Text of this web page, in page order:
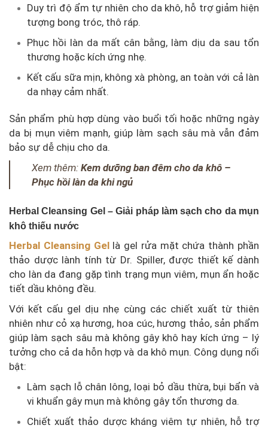
Duy trì độ ẩm tự nhiên cho da khô, hỗ trợ giảm hiện
tượng bong tróc, thô ráp.
Phục hồi làn da mất cân bằng, làm dịu da sau tổn
thương hoặc kích ứng nhẹ.
Kết cấu sữa mịn, không xà phòng, an toàn với cả làn
da nhạy cảm nhất.
Sản phẩm phù hợp dùng vào buổi tối hoặc những ngày
da bị mụn viêm mạnh, giúp làm sạch sâu mà vẫn đảm
bảo sự dễ chịu cho da.
Xem thêm: Kem dưỡng ban đêm cho da khô –
Phục hồi làn da khi ngủ
Herbal Cleansing Gel – Giải pháp làm sạch cho da mụn
khô thiếu nước
Herbal Cleansing Gel là gel rửa mặt chứa thành phần
thảo dược lành tính từ Dr. Spiller, được thiết kế dành
cho làn da đang gặp tình trạng mụn viêm, mụn ẩn hoặc
tiết dầu không đều.
Với kết cấu gel dịu nhẹ cùng các chiết xuất từ thiên
nhiên như cỏ xạ hương, hoa cúc, hương thảo, sản phẩm
giúp làm sạch sâu mà không gây khô hay kích ứng – lý
tưởng cho cả da hỗn hợp và da khô mụn. Công dụng nổi
bật:
Làm sạch lỗ chân lông, loại bỏ dầu thừa, bụi bẩn và
vi khuẩn gây mụn mà không gây tổn thương da.
Chiết xuất thảo dược kháng viêm tự nhiên, hỗ trợ